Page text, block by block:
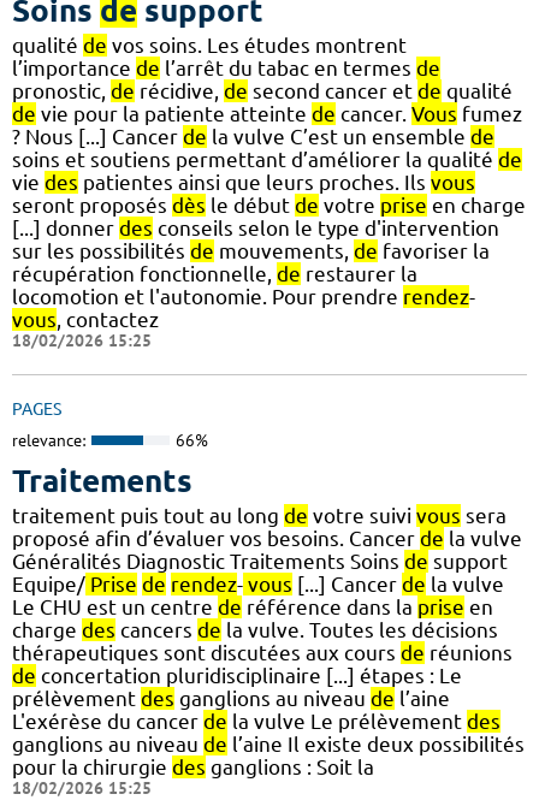
Soins de support
qualité de vos soins. Les études montrent
l’importance de l’arrêt du tabac en termes de
pronostic, de récidive, de second cancer et de qualité
de vie pour la patiente atteinte de cancer. Vous fumez
? Nous [...] Cancer de la vulve C’est un ensemble de
soins et soutiens permettant d’améliorer la qualité de
vie des patientes ainsi que leurs proches. Ils vous
seront proposés dès le début de votre prise en charge
[...] donner des conseils selon le type d'intervention
sur les possibilités de mouvements, de favoriser la
récupération fonctionnelle, de restaurer la
locomotion et l'autonomie. Pour prendre rendez-
vous, contactez
18/02/2026 15:25
PAGES
relevance: 66%
Traitements
traitement puis tout au long de votre suivi vous sera
proposé afin d’évaluer vos besoins. Cancer de la vulve
Généralités Diagnostic Traitements Soins de support
Equipe/ Prise de rendez- vous [...] Cancer de la vulve
Le CHU est un centre de référence dans la prise en
charge des cancers de la vulve. Toutes les décisions
thérapeutiques sont discutées aux cours de réunions
de concertation pluridisciplinaire [...] étapes : Le
prélèvement des ganglions au niveau de l’aine
L'exérèse du cancer de la vulve Le prélèvement des
ganglions au niveau de l’aine Il existe deux possibilités
pour la chirurgie des ganglions : Soit la
18/02/2026 15:25